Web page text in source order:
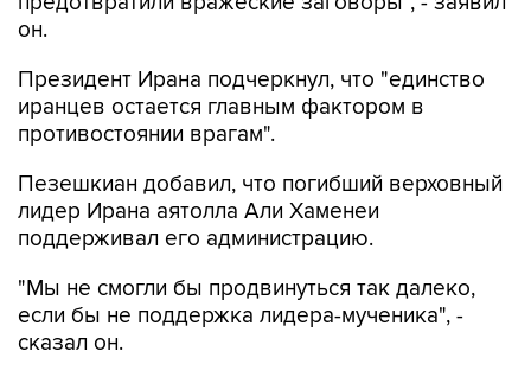
он.
Президент Ирана подчеркнул, что "единство
иранцев остается главным фактором в
противостоянии врагам".
Пезешкиан добавил, что погибший верховный
лидер Ирана аятолла Али Хаменеи
поддерживал его администрацию.
"Мы не смогли бы продвинуться так далеко,
если бы не поддержка лидера-мученика", -
сказал он.